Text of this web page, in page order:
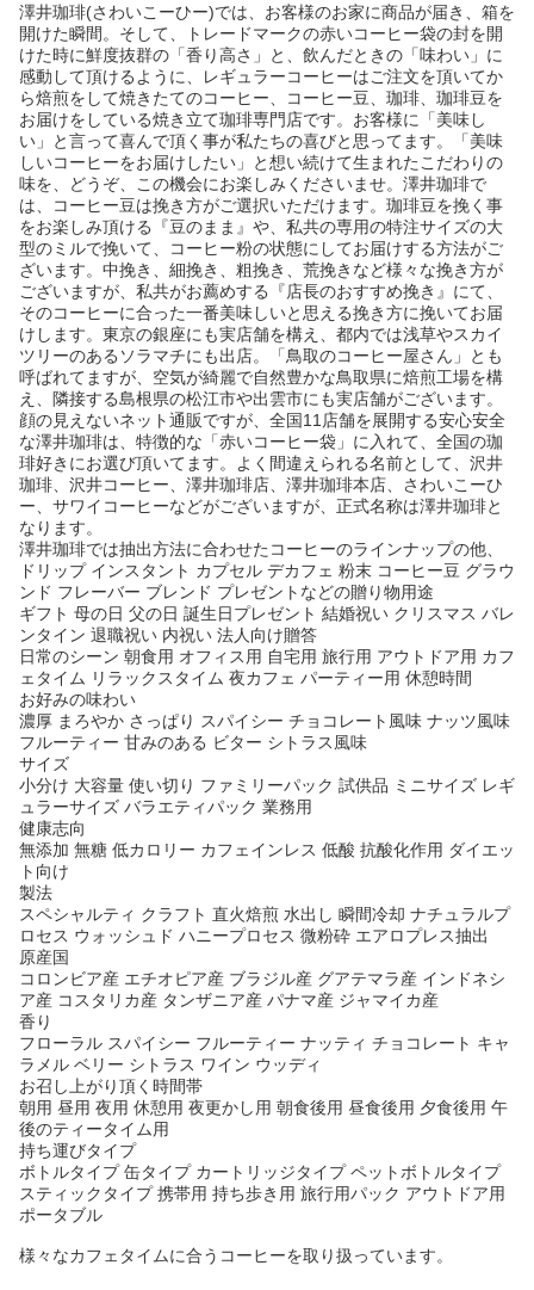
澤井珈琲(さわいこーひー)では、お客様のお家に商品が届き、箱を
開けた瞬間。そして、トレードマークの赤いコーヒー袋の封を開
けた時に鮮度抜群の「香り高さ」と、飲んだときの「味わい」に
感動して頂けるように、レギュラーコーヒーはご注文を頂いてか
ら焙煎をして焼きたてのコーヒー、コーヒー豆、珈琲、珈琲豆を
お届けをしている焼き立て珈琲専門店です。お客様に「美味し
い」と言って喜んで頂く事が私たちの喜びと思ってます。「美味
しいコーヒーをお届けしたい」と想い続けて生まれたこだわりの
味を、どうぞ、この機会にお楽しみくださいませ。澤井珈琲で
は、コーヒー豆は挽き方がご選択いただけます。珈琲豆を挽く事
をお楽しみ頂ける『豆のまま』や、私共の専用の特注サイズの大
型のミルで挽いて、コーヒー粉の状態にしてお届けする方法がご
ざいます。中挽き、細挽き、粗挽き、荒挽きなど様々な挽き方が
ございますが、私共がお薦めする『店長のおすすめ挽き』にて、
そのコーヒーに合った一番美味しいと思える挽き方に挽いてお届
けします。東京の銀座にも実店舗を構え、都内では浅草やスカイ
ツリーのあるソラマチにも出店。「鳥取のコーヒー屋さん」とも
呼ばれてますが、空気が綺麗で自然豊かな鳥取県に焙煎工場を構
え、隣接する島根県の松江市や出雲市にも実店舗がございます。
顔の見えないネット通販ですが、全国11店舗を展開する安心安全
な澤井珈琲は、特徴的な「赤いコーヒー袋」に入れて、全国の珈
琲好きにお選び頂いてます。よく間違えられる名前として、沢井
珈琲、沢井コーヒー、澤井珈琲店、澤井珈琲本店、さわいこーひ
ー、サワイコーヒーなどがございますが、正式名称は澤井珈琲と
なります。
澤井珈琲では抽出方法に合わせたコーヒーのラインナップの他、
ドリップ インスタント カプセル デカフェ 粉末 コーヒー豆 グラウ
ンド フレーバー ブレンド プレゼントなどの贈り物用途
ギフト 母の日 父の日 誕生日プレゼント 結婚祝い クリスマス バレ
ンタイン 退職祝い 内祝い 法人向け贈答
日常のシーン 朝食用 オフィス用 自宅用 旅行用 アウトドア用 カフ
ェタイム リラックスタイム 夜カフェ パーティー用 休憩時間
お好みの味わい
濃厚 まろやか さっぱり スパイシー チョコレート風味 ナッツ風味
フルーティー 甘みのある ビター シトラス風味
サイズ
小分け 大容量 使い切り ファミリーパック 試供品 ミニサイズ レギ
ュラーサイズ バラエティパック 業務用
健康志向
無添加 無糖 低カロリー カフェインレス 低酸 抗酸化作用 ダイエッ
ト向け
製法
スペシャルティ クラフト 直火焙煎 水出し 瞬間冷却 ナチュラルプ
ロセス ウォッシュド ハニープロセス 微粉砕 エアロプレス抽出
原産国
コロンビア産 エチオピア産 ブラジル産 グアテマラ産 インドネシ
ア産 コスタリカ産 タンザニア産 パナマ産 ジャマイカ産
香り
フローラル スパイシー フルーティー ナッティ チョコレート キャ
ラメル ベリー シトラス ワイン ウッディ
お召し上がり頂く時間帯
朝用 昼用 夜用 休憩用 夜更かし用 朝食後用 昼食後用 夕食後用 午
後のティータイム用
持ち運びタイプ
ボトルタイプ 缶タイプ カートリッジタイプ ペットボトルタイプ
スティックタイプ 携帯用 持ち歩き用 旅行用パック アウトドア用
ポータブル
様々なカフェタイムに合うコーヒーを取り扱っています。